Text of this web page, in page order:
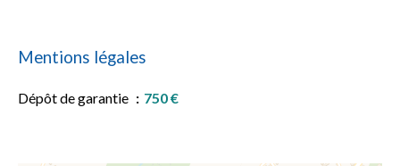
Mentions légales
Dépôt de garantie 750 €